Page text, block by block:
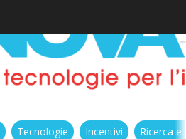
Tecnologie Incentivi Ricerca